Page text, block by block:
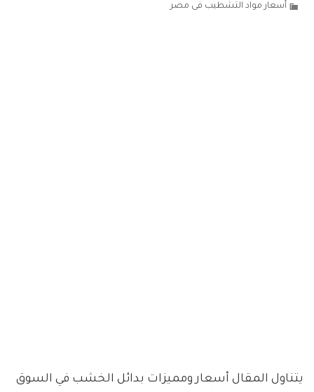
أسعار مواد التشطيب فى مصر
يتناول المقال أسعار ومميزات بدائل الخشب في السوق